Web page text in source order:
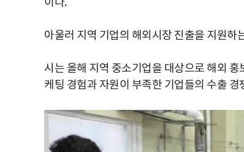
이다.
아울러 지역 기업의 해외시장 진출을 지원하
시는 올해 지역 중소기업을 대상으로 해외
케팅 경험과 자원이 부족한 기업들의 수출